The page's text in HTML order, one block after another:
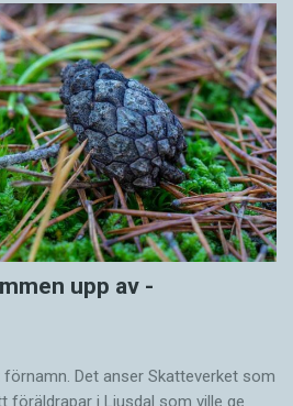
upp av
Det anser Skatte­verket som
föräldra­par i Ljusdal som ville ge